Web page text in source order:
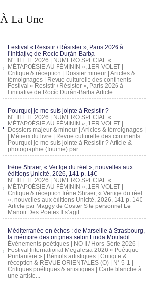
À La Une
Festival « Resistir / Résister », Paris 2026 à
l’initiative de Rocío Durán-Barba
N° III ÉTÉ 2026 | NUMÉRO SPÉCIAL «
MÉTAPOÉSIE AU FÉMININ », 1ER VOLET |
Critique & réception | Dossier mineur | Articles &
témoignages | Revue culturelle des continents
Festival « Resistir / Résister », Paris 2026 à
l’initiative de Rocío Durán-Barba Article...
Pourquoi je me suis jointe à Resistir ?
N° III ÉTÉ 2026 | NUMÉRO SPÉCIAL «
MÉTAPOÉSIE AU FÉMININ », 1ER VOLET |
Dossiers majeur & mineur | Articles & témoignages |
| Métiers du livre | Revue culturelle des continents
Pourquoi je me suis jointe à Resistir ? Article &
photographie (fournie) par...
Irène Shraer, « Vertige du réel », nouvelles aux
éditions Unicité, 2026, 141 p. 14€
N° III ÉTÉ 2026 | NUMÉRO SPÉCIAL «
MÉTAPOÉSIE AU FÉMININ », 1ER VOLET |
Critique & réception Irène Shraer, « Vertige du réel
», nouvelles aux éditions Unicité, 2026, 141 p. 14€
Article par Maggy de Coster Site personnel Le
Manoir Des Poètes Il s’agit...
Méditerranée en échos : de Marseille à Strasbourg,
la mémoire des origines selon Linda Moufadil
Événements poétiques | NO II / Hors-Série 2026 |
Festival International Megalesia 2026 « Poétique
Printanière » | Bémols artistiques | Critique &
réception & REVUE ORIENTALES (O) | N° 5-1 |
Critiques poétiques & artistiques | Carte blanche à
une artiste...